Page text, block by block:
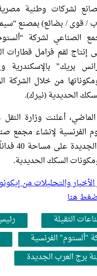
6 مصانع لشركات وطنية
/ قوى / بضائع) بمصنع
الصناعي لشركة
إنتاج لقم فرامل قطارات
بريك” بالإسكندرية
من خلال الشركة
الحديدية (نيرك).
أعلنت وزارة
الفرنسية لإنشاء مجمع
برج العرب
ومكونات السكك الحديدية.
الأخبار والتحليلات من
هنا
الثقيلة
"ألستوم" الفرنسية
برج العرب الجديدة